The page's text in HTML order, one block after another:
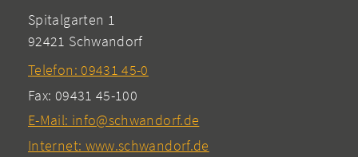
Spitalgarten 1
92421 Schwandorf
Telefon: 09431 45-0
Fax: 09431 45-100
E-Mail: info@schwandorf.de
Internet: www.schwandorf.de